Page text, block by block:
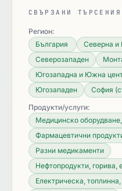
СВЪРЗАНИ
Регион:
България
Северна и
Северозападен
Югозападна и Южна
Югозападен
София
Продукти/услуги:
Медицинско
Фармацевтични
Разни медикаменти
Нефтопродукти, горива,
Електрическа,